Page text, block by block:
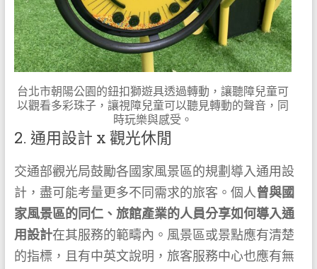
台北市朝陽公園的鈕扣獅遊具透過轉動，讓聽障兒童可
以觀看多彩珠子，讓視障兒童可以聽見轉動的聲音，同
時玩樂與感受。
2. 通用設計 x 觀光休閒
交通部觀光局鼓勵各國家風景區的規劃導入通用設
計，盡可能考量更多不同需求的旅客。個人曾與國
家風景區的同仁、旅館產業的人員分享如何導入通
用設計在其服務的範疇內。風景區或景點應有清楚
的指標，且有中英文說明，旅客服務中心也應有無